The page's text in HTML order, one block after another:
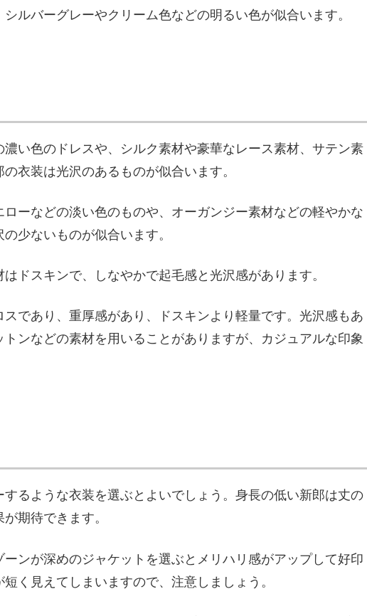
ルバーグレーやクリーム色などの明るい色が似合います。
い色のドレスや、シルク素材や豪華なレース素材、サテン素
衣装は光沢のあるものが似合います。
ーなどの淡い色のものや、オーガンジー素材などの軽やかな
少ないものが似合います。
ドスキンで、しなやかで起毛感と光沢感があります。
であり、重厚感があり、ドスキンより軽量です。光沢感もあ
ンなどの素材を用いることがありますが、カジュアルな印象
るような衣装を選ぶとよいでしょう。身長の低い新郎は丈の
期待できます。
ンが深めのジャケットを選ぶとメリハリ感がアップして好印
く見えてしまいますので、注意しましょう。